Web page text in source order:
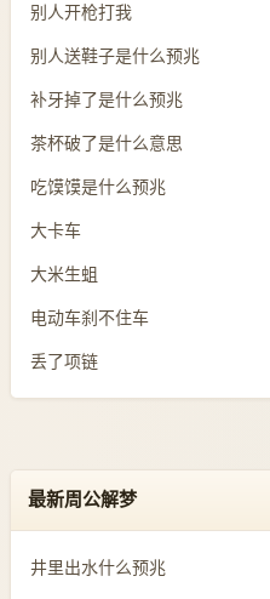
别人开枪打我
别人送鞋子是什么预兆
补牙掉了是什么预兆
茶杯破了是什么意思
吃馍馍是什么预兆
大卡车
大米生蛆
电动车刹不住车
丢了项链
最新周公解梦
井里出水什么预兆